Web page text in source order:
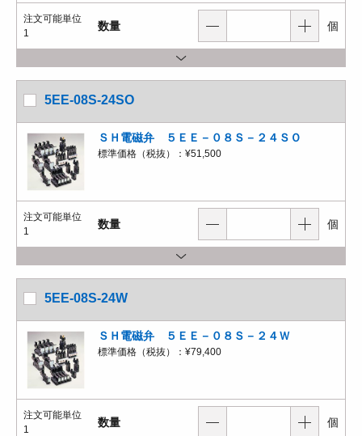
注文可能単位
1
数量 個
5EE-08S-24SO
ＳＨ電磁弁 ５ＥＥ－０８Ｓ－２４ＳＯ
標準価格（税抜）： ¥51,500
注文可能単位
1
数量 個
5EE-08S-24W
ＳＨ電磁弁 ５ＥＥ－０８Ｓ－２４Ｗ
標準価格（税抜）： ¥79,400
注文可能単位
1
数量 個